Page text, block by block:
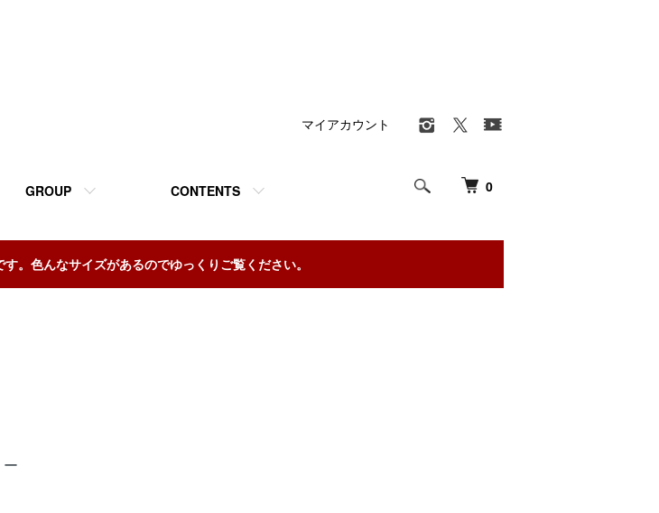
0
GROUP CONTENTS
マイアカウント
。色んなサイズがあるのでゆっくりご覧ください。